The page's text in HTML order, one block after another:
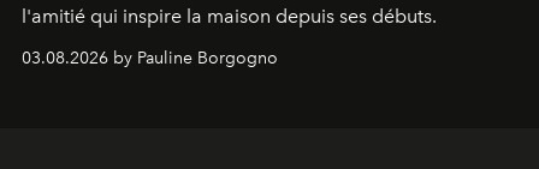
l'amitié qui inspire la maison depuis ses débuts.
03.08.2026 by Pauline Borgogno